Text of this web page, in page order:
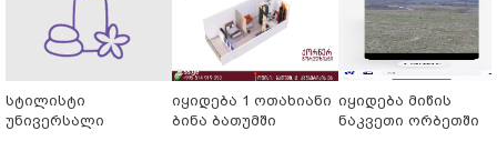
სტილისტი
უნივერსალი
იყიდება 1 ოთახიანი
ბინა ბათუმში
იყიდება მიწის
ნაკვეთი ორბეთში